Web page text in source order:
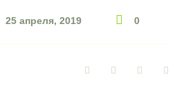
25 апреля, 2019 0
FacebookTwitter Google+